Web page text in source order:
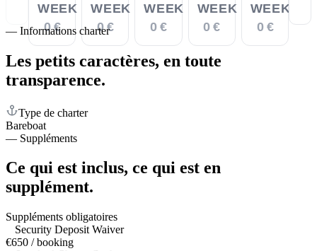
WEEK
0 €
WEEK
0 €
WEEK
0 €
WEEK
0 €
WEEK
0 €
— Informations charter
Les petits caractères, en toute
transparence.
Type de charter
Bareboat
— Suppléments
Ce qui est inclus, ce qui est en
supplément.
Suppléments obligatoires
Security Deposit Waiver
€650 / booking